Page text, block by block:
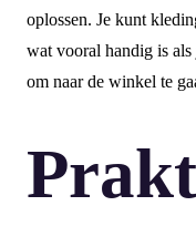
oplossen. Je kunt
wat vooral handig is
om naar de winkel te